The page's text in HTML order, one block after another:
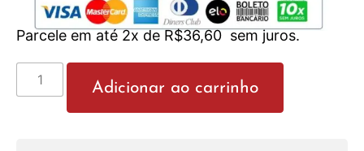
Parcele em até 2x deR$36,60 sem juros.
Adicionar ao carrinho